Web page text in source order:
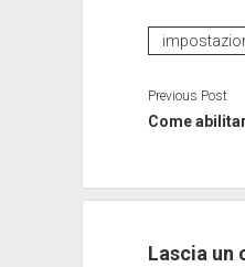
Previous Post
Come
Lascia un